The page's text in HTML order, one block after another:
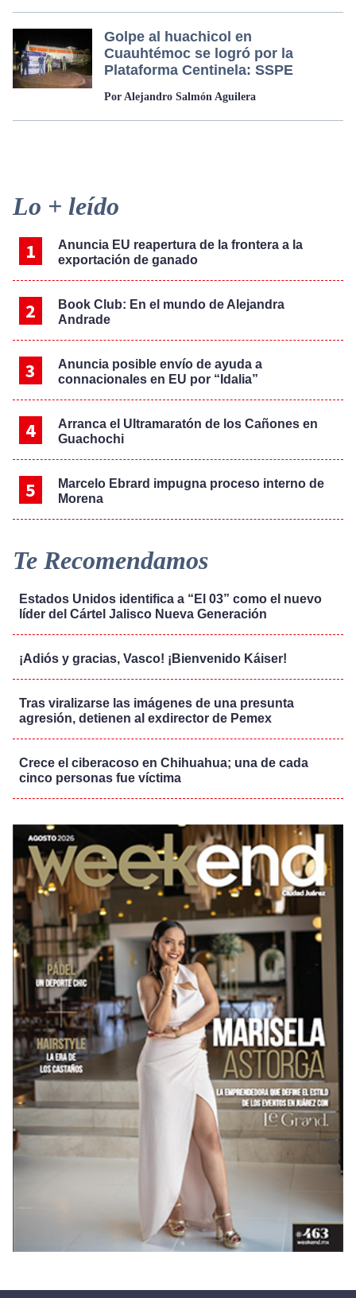
Golpe al huachicol en
Cuauhtémoc se logró por la
Plataforma Centinela: SSPE
Por Alejandro Salmón Aguilera
Primary
Sidebar
Lo + leído
Anuncia EU reapertura de la frontera a la
exportación de ganado
Book Club: En el mundo de Alejandra
Andrade
Anuncia posible envío de ayuda a
connacionales en EU por “Idalia”
Arranca el Ultramaratón de los Cañones en
Guachochi
Marcelo Ebrard impugna proceso interno de
Morena
Te Recomendamos
Estados Unidos identifica a “El 03” como el nuevo
líder del Cártel Jalisco Nueva Generación
¡Adiós y gracias, Vasco! ¡Bienvenido Káiser!
Tras viralizarse las imágenes de una presunta
agresión, detienen al exdirector de Pemex
Crece el ciberacoso en Chihuahua; una de cada
cinco personas fue víctima